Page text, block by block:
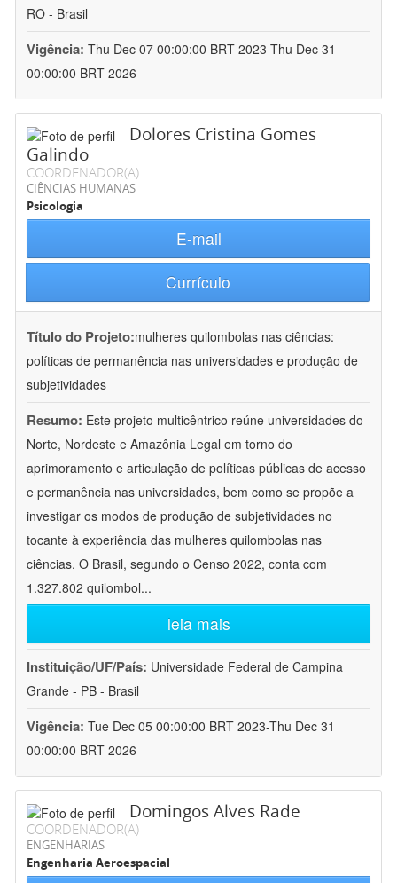
RO - Brasil
Vigência: Thu Dec 07 00:00:00 BRT 2023-Thu Dec 31
00:00:00 BRT 2026
Dolores Cristina Gomes
Galindo
COORDENADOR(A)
CIÊNCIAS HUMANAS
Psicologia
E-mail
Currículo
Título do Projeto:mulheres quilombolas nas ciências:
políticas de permanência nas universidades e produção de
subjetividades
Resumo: Este projeto multicêntrico reúne universidades do
Norte, Nordeste e Amazônia Legal em torno do
aprimoramento e articulação de políticas públicas de acesso
e permanência nas universidades, bem como se propõe a
investigar os modos de produção de subjetividades no
tocante à experiência das mulheres quilombolas nas
ciências. O Brasil, segundo o Censo 2022, conta com
1.327.802 quilombol...
leia mais
Instituição/UF/País: Universidade Federal de Campina
Grande - PB - Brasil
Vigência: Tue Dec 05 00:00:00 BRT 2023-Thu Dec 31
00:00:00 BRT 2026
Domingos Alves Rade
COORDENADOR(A)
ENGENHARIAS
Engenharia Aeroespacial